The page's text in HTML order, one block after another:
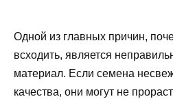
Одной из главных причин,
всходить, является
материал. Если семена
качества, они могут не